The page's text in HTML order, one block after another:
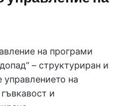
на програми
– структуриран и
управлението на
и